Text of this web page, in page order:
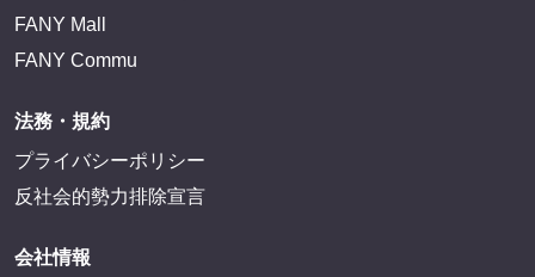
FANY Mall
FANY Commu
法務・規約
プライバシーポリシー
反社会的勢力排除宣言
会社情報